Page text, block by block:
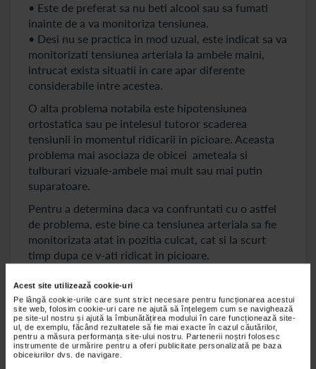
Acest site utilizează cookie-uri
Pe lângă cookie-urile care sunt strict necesare pentru funcționarea acestui
site web, folosim cookie-uri care ne ajută să înțelegem cum se navighează
pe site-ul nostru și ajută la îmbunătățirea modului în care funcționează site-
ul, de exemplu, făcând rezultatele să fie mai exacte în cazul căutărilor,
pentru a măsura performanța site-ului nostru. Partenerii noștri folosesc
instrumente de urmărire pentru a oferi publicitate personalizată pe baza
obiceiurilor dvs. de navigare.
• Este de preferat sa nu beti alcool sau sa fumati
inainte de a va monitoriza tensiunea.
• Desi nu se practica in mod uzual, este indicat sa va
monitorizati tensiunea arteriala la ambele maini,
intrucat exista situatii in care apar diferente
considerabile intre acestea.
O alta problema notabila este hipotensiunea
ortostatica sau pe intelesul tutoror scaderea
tensiunii in momentul ridicarii in picioare. Aceasta
problema mai asociaza de obicei ameteala si
tulburari vizuale-ambele mai mult sau mai putin
suparatoare.
Pentru a determina daca va confruntati cu o astfel
de problema, este bine ca tensiunea arteriala sa fie
monitorizata atat in pozitia culcat, cat si la scurt
timp dupa ce v-ati ridicat in picioare.
Ce inseamna hipertensiune arteriala
In mod normal, tensiunea arteriala trebuie sa fie sub
valoarea de 140/80 mmHg. Exista situatii in care o
persoana reactioneaza la un stres prin cresterea
tensiunii peste aceasta valoare.